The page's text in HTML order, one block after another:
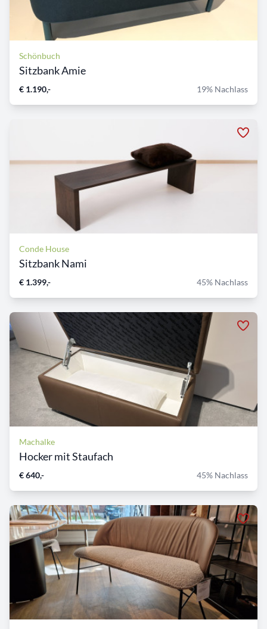
Schönbuch
Sitzbank Amie
€ 1.190,- 19% Nachlass
Conde House
Sitzbank Nami
€ 1.399,- 45% Nachlass
Machalke
Hocker mit Staufach
€ 640,- 45% Nachlass